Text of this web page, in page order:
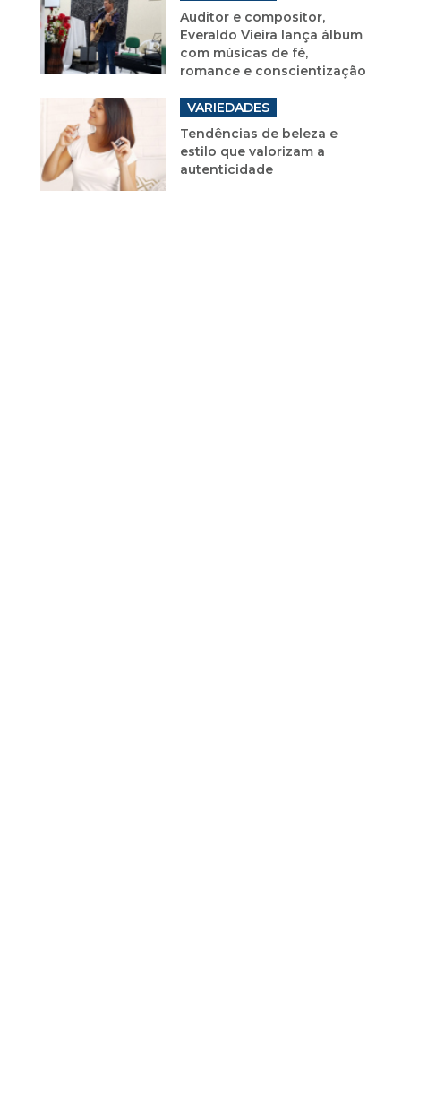
Auditor e compositor,
Everaldo Vieira lança álbum
com músicas de fé,
romance e conscientização
VARIEDADES
Tendências de beleza e
estilo que valorizam a
autenticidade